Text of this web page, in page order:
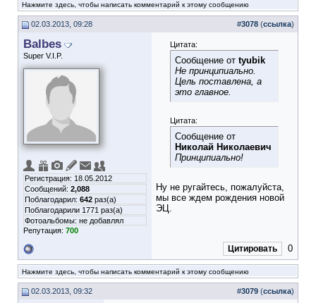
Нажмите здесь, чтобы написать комментарий к этому сообщению
02.03.2013, 09:28 #3078 (ссылка)
Balbes
Super V.I.P.
Регистрация: 18.05.2012
Сообщений: 2,088
Поблагодарил: 642 раз(а)
Поблагодарили 1771 раз(а)
Фотоальбомы: не добавлял
Репутация: 700
Цитата:
Сообщение от tyubik
Не принципиально.
Цель поставлена, а
это главное.
Цитата:
Сообщение от
Николай Николаевич
Принципиально!
Ну не ругайтесь, пожалуйста,
мы все ждем рождения новой
ЭЦ.
Цитировать 0
Нажмите здесь, чтобы написать комментарий к этому сообщению
02.03.2013, 09:32 #3079 (ссылка)